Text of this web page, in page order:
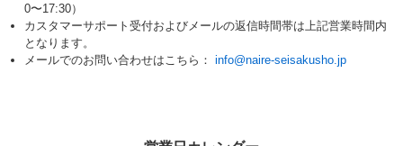
0〜17:30）
カスタマーサポート受付およびメールの返信時間帯は上記営業時間内
となります。
メールでのお問い合わせはこちら： info@naire-seisakusho.jp